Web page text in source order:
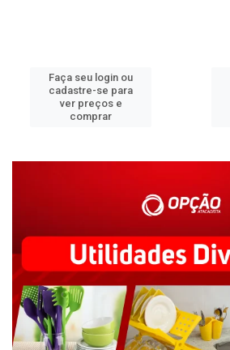
Faça seu login ou
cadastre-se para
ver preços e
comprar